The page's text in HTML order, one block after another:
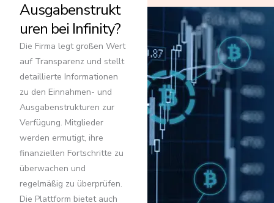
Ausgabenstrukt
uren bei Infinity?
Die Firma legt großen Wert
auf Transparenz und stellt
detaillierte Informationen
zu den Einnahmen- und
Ausgabenstrukturen zur
Verfügung. Mitglieder
werden ermutigt, ihre
finanziellen Fortschritte zu
überwachen und
regelmäßig zu überprüfen.
Die Plattform bietet auch